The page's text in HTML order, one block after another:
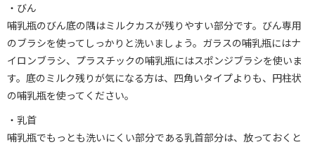
・びん
哺乳瓶のびん底の隅はミルクカスが残りやすい部分です。びん専用
のブラシを使ってしっかりと洗いましょう。ガラスの哺乳瓶にはナ
イロンブラシ、プラスチックの哺乳瓶にはスポンジブラシを使いま
す。底のミルク残りが気になる方は、四角いタイプよりも、円柱状
の哺乳瓶を使ってください。
・乳首
哺乳瓶でもっとも洗いにくい部分である乳首部分は、放っておくと